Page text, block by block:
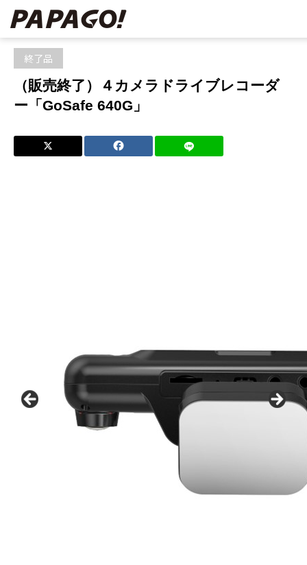
ブログ 終了品, 製品
ーダー「GoSafe 640G」
終了品
（販売終了）４カメラドライブレコーダ
ー「GoSafe 640G」